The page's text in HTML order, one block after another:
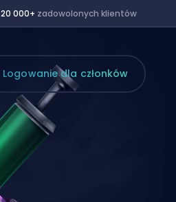
20 000+ zadowolonych klientów
Logowanie dla członków